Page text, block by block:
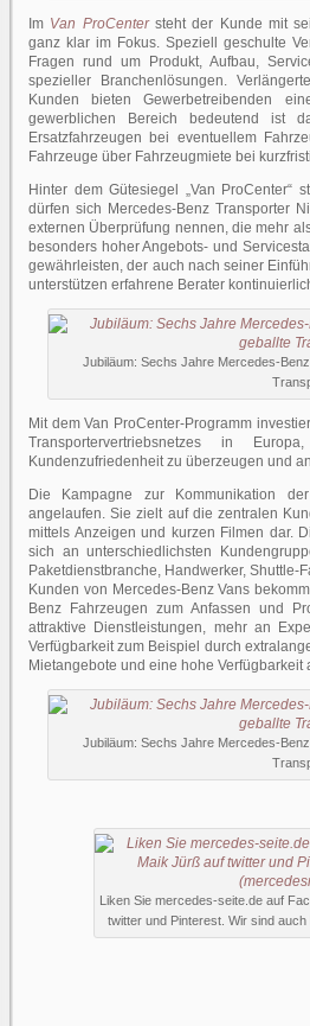
Im Van ProCentersteht der Kunde mit
ganz klar im Fokus. Speziell geschulte
Fragen rund um Produkt, Aufbau,
spezieller Branchenlösungen.
Kunden bieten Gewerbetreibenden
gewerblichen Bereich bedeutend ist
Ersatzfahrzeugen bei eventuellem
Fahrzeuge über Fahrzeugmiete bei
Hinter dem Gütesiegel „Van ProCenter“
dürfen sich Mercedes-Benz Transporter
externen Überprüfung nennen, die mehr
besonders hoher Angebots- und
gewährleisten, der auch nach seiner
unterstützen erfahrene Berater
Jubiläum: Sechs Jahre Mercedes-
Mit dem Van ProCenter-Programm
Transportervertriebsnetzes in
Kundenzufriedenheit zu überzeugen und
Die Kampagne zur Kommunikation
angelaufen. Sie zielt auf die zentralen
mittels Anzeigen und kurzen Filmen dar.
sich an unterschiedlichsten
Paketdienstbranche, Handwerker,
Kunden von Mercedes-Benz Vans
Benz Fahrzeugen zum Anfassen und
attraktive Dienstleistungen, mehr an
Verfügbarkeit zum Beispiel durch
Mietangebote und eine hohe Verfügbarkeit
Jubiläum: Sechs Jahre Mercedes-
Liken Sie mercedes-seite.de auf
twitter und Pinterest. Wir sind